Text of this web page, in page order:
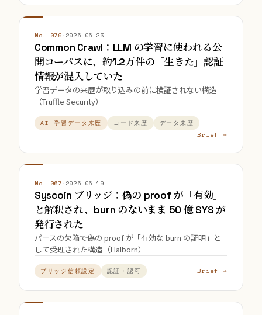
No. 079 2026-06-23
Common Crawl：LLM の学習に使われる公
開コーパスに、約1.2万件の「生きた」認証
情報が混入していた
学習データの来歴が取り込みの前に検証されない構造
（Truffle Security）
AI 学習データ来歴 コード来歴 データ来歴
Brief →
No. 067 2026-06-19
Syscoin ブリッジ：偽の proof が「有効」
と解釈され、burn のないまま 50 億 SYS が
発行された
パースの欠陥で偽の proof が「有効な burn の証明」と
して受理された構造（Halborn）
ブリッジ信頼設定 認証・認可 Brief →